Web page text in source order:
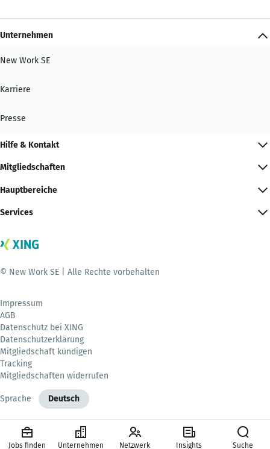
Unternehmen
New Work SE
Karriere
Presse
Hilfe & Kontakt
Mitgliedschaften
Hauptbereiche
Services
© New Work SE | Alle Rechte vorbehalten
Impressum
AGB
Datenschutz bei XING
Datenschutzerklärung
Mitgliedschaft kündigen
Tracking
Mitgliedschaften widerrufen
Sprache Deutsch
Jobs finden Unternehmen Netzwerk Insights Suche